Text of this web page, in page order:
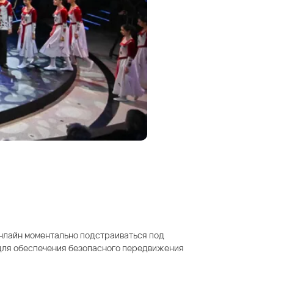
моментально подстраиваться под
обеспечения безопасного передвижения